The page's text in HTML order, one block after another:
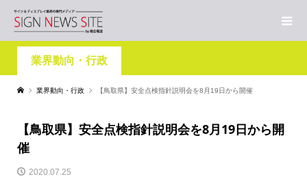
業界動向・行政
業界動向・行政 【鳥取県】安全点検指針説明会を8月19日から開催
【鳥取県】安全点検指針説明会を8月19日から開
催
2020.07.25